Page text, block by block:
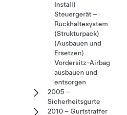
Install)
Steuergerät –
Rückhaltesystem
(Strukturpack)
(Ausbauen und
Ersetzen)
Vordersitz-Airbag
ausbauen und
entsorgen
2005 –
Sicherheitsgurte
2010 – Gurtstraffer